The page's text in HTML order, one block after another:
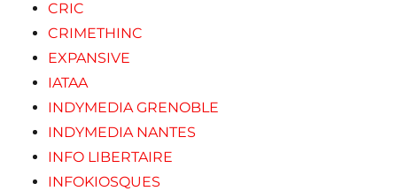
CRIC
CRIMETHINC
EXPANSIVE
IATAA
INDYMEDIA GRENOBLE
INDYMEDIA NANTES
INFO LIBERTAIRE
INFOKIOSQUES